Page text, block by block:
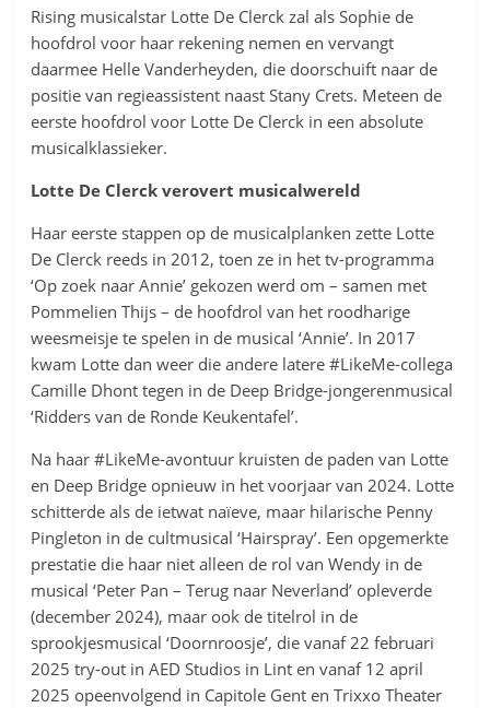
Rising musicalstar Lotte De Clerck zal als Sophie de
hoofdrol voor haar rekening nemen en vervangt
daarmee Helle Vanderheyden, die doorschuift naar de
positie van regieassistent naast Stany Crets. Meteen de
eerste hoofdrol voor Lotte De Clerck in een absolute
musicalklassieker.
Lotte De Clerck verovert musicalwereld
Haar eerste stappen op de musicalplanken zette Lotte
De Clerck reeds in 2012, toen ze in het tv-programma
‘Op zoek naar Annie’ gekozen werd om – samen met
Pommelien Thijs – de hoofdrol van het roodharige
weesmeisje te spelen in de musical ‘Annie’. In 2017
kwam Lotte dan weer die andere latere #LikeMe-collega
Camille Dhont tegen in de Deep Bridge-jongerenmusical
‘Ridders van de Ronde Keukentafel’.
Na haar #LikeMe-avontuur kruisten de paden van Lotte
en Deep Bridge opnieuw in het voorjaar van 2024. Lotte
schitterde als de ietwat naïeve, maar hilarische Penny
Pingleton in de cultmusical ‘Hairspray’. Een opgemerkte
prestatie die haar niet alleen de rol van Wendy in de
musical ‘Peter Pan – Terug naar Neverland’ opleverde
(december 2024), maar ook de titelrol in de
sprookjesmusical ‘Doornroosje’, die vanaf 22 februari
2025 try-out in AED Studios in Lint en vanaf 12 april
2025 opeenvolgend in Capitole Gent en Trixxo Theater